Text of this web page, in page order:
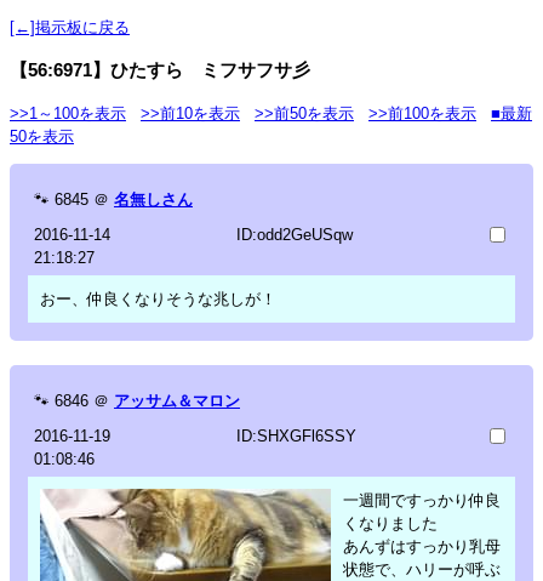
[←]掲示板に戻る
【56:6971】ひたすら ミフサフサ彡
>>1～100を表示 >>前10を表示 >>前50を表示 >>前100を表示
■最新
50を表示
🐾 6845 ＠ 名無しさん
2016-11-14
21:18:27
ID:odd2GeUSqw
おー、仲良くなりそうな兆しが！
🐾 6846 ＠ アッサム＆マロン
2016-11-19
01:08:46
ID:SHXGFl6SSY
一週間ですっかり仲良
くなりました
あんずはすっかり乳母
状態で、ハリーが呼ぶ